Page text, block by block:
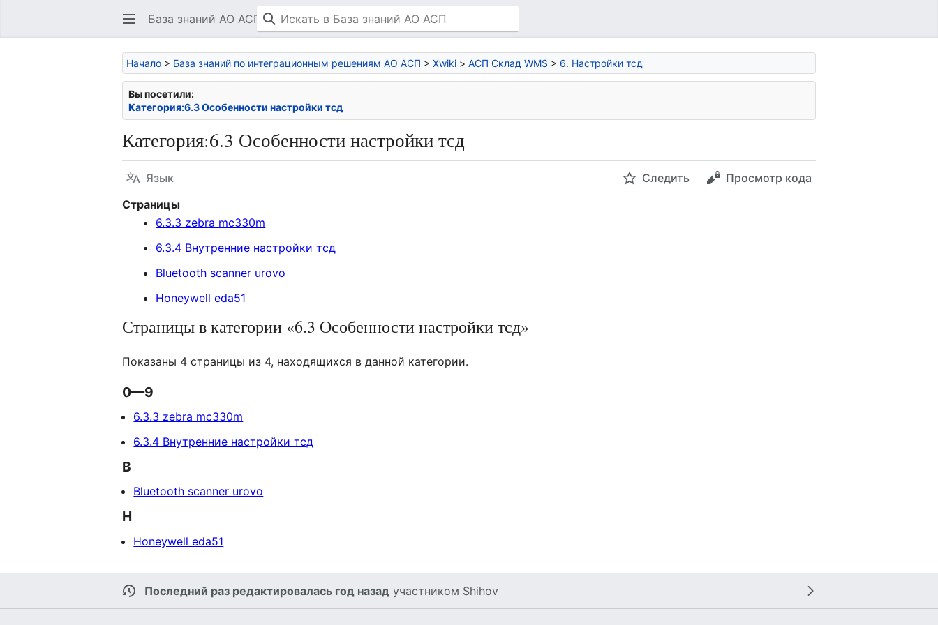
База знаний АО АСП
Начало > База знаний по интеграционным решениям АО АСП >Xwiki >АСП Склад WMS > 6. Настройки тсд
Вы посетили:
Категория:6.3 Особенности настройки тсд
Категория:6.3 Особенности настройки тсд
Язык Следить
Просмотр кода
Страницы
6.3.3 zebra mc330m
6.3.4 Внутренние настройки тсд
Bluetooth scanner urovo
Honeywell eda51
Страницы в категории «6.3 Особенности настройки тсд»
Показаны 4 страницы из 4, находящихся в данной категории.
0—9
6.3.3 zebra mc330m
6.3.4 Внутренние настройки тсд
B
Bluetooth scanner urovo
H
Honeywell eda51
Последний раз редактировалась год назад участником Shihov